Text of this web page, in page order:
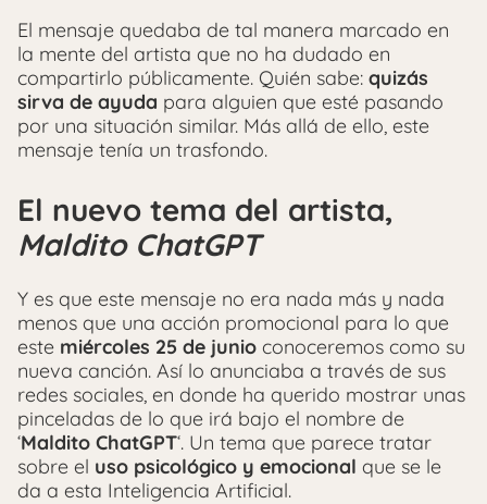
El mensaje quedaba de tal manera marcado en
la mente del artista que no ha dudado en
compartirlo públicamente. Quién sabe: quizás
sirva de ayuda para alguien que esté pasando
por una situación similar. Más allá de ello, este
mensaje tenía un trasfondo.
El nuevo tema del artista,
Maldito ChatGPT
Y es que este mensaje no era nada más y nada
menos que una acción promocional para lo que
este miércoles 25 de junio conoceremos como su
nueva canción. Así lo anunciaba a través de sus
redes sociales, en donde ha querido mostrar unas
pinceladas de lo que irá bajo el nombre de
‘Maldito ChatGPT‘. Un tema que parece tratar
sobre el uso psicológico y emocional que se le
da a esta Inteligencia Artificial.